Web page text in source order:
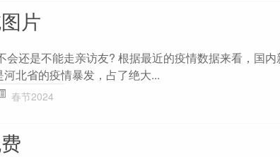
片
还是不能走亲访友? 根据最近的疫情数据来看，国内
北省的疫情暴发，占了绝大...
春节2024